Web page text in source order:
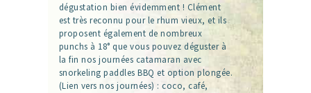
dégustation bien évidemment ! Clément
est très reconnu pour le rhum vieux, et ils
proposent également de nombreux
punchs à 18° que vous pouvez déguster à
la fin nos journées catamaran avec
snorkeling paddles BBQ et option plongée.
(Lien vers nos journées) : coco, café,